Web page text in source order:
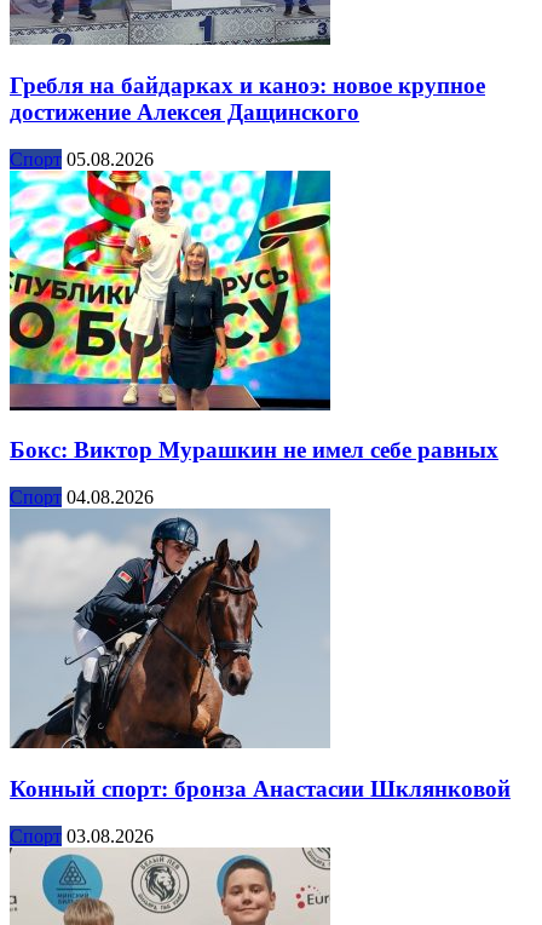
Гребля на байдарках и каноэ: новое крупное
достижение Алексея Дащинского
Спорт 05.08.2026
Бокс: Виктор Мурашкин не имел себе равных
Спорт 04.08.2026
Конный спорт: бронза Анастасии Шклянковой
Спорт 03.08.2026